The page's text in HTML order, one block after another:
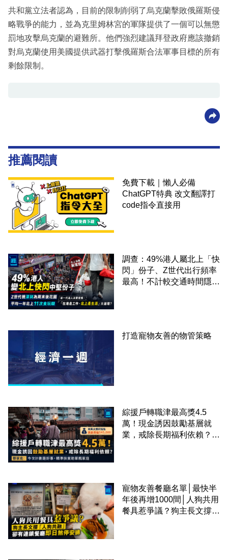
共和黨立法者認為，目前的限制削弱了烏克蘭擊敗俄羅斯侵
略戰爭的能力，並為克里姆林宮的軍隊提供了一個可以無懲
罰地攻擊烏克蘭的避難所。他們強烈建議拜登政府應該撤銷
對烏克蘭使用美國提供武器打擊俄羅斯合法軍事目標的所有
剩餘限制。
推薦閱讀
免費下載｜懶人必備
ChatGPT特典 改文翻譯打
code指令直接用
調查：49%港人屬北上「快
閃」份子、Z世代出行頻率
最高！不計較交通時間隱形
打造寵物友善的物管策略
綜援戶轉職津最高獎4.5
萬！現金誘因鼓勵基層就
業，戒除長期福利依賴？鄧
寵物友善餐廳名單│最快半
年後再增1000間│人狗共用
餐具惹爭議？狗主長文撐